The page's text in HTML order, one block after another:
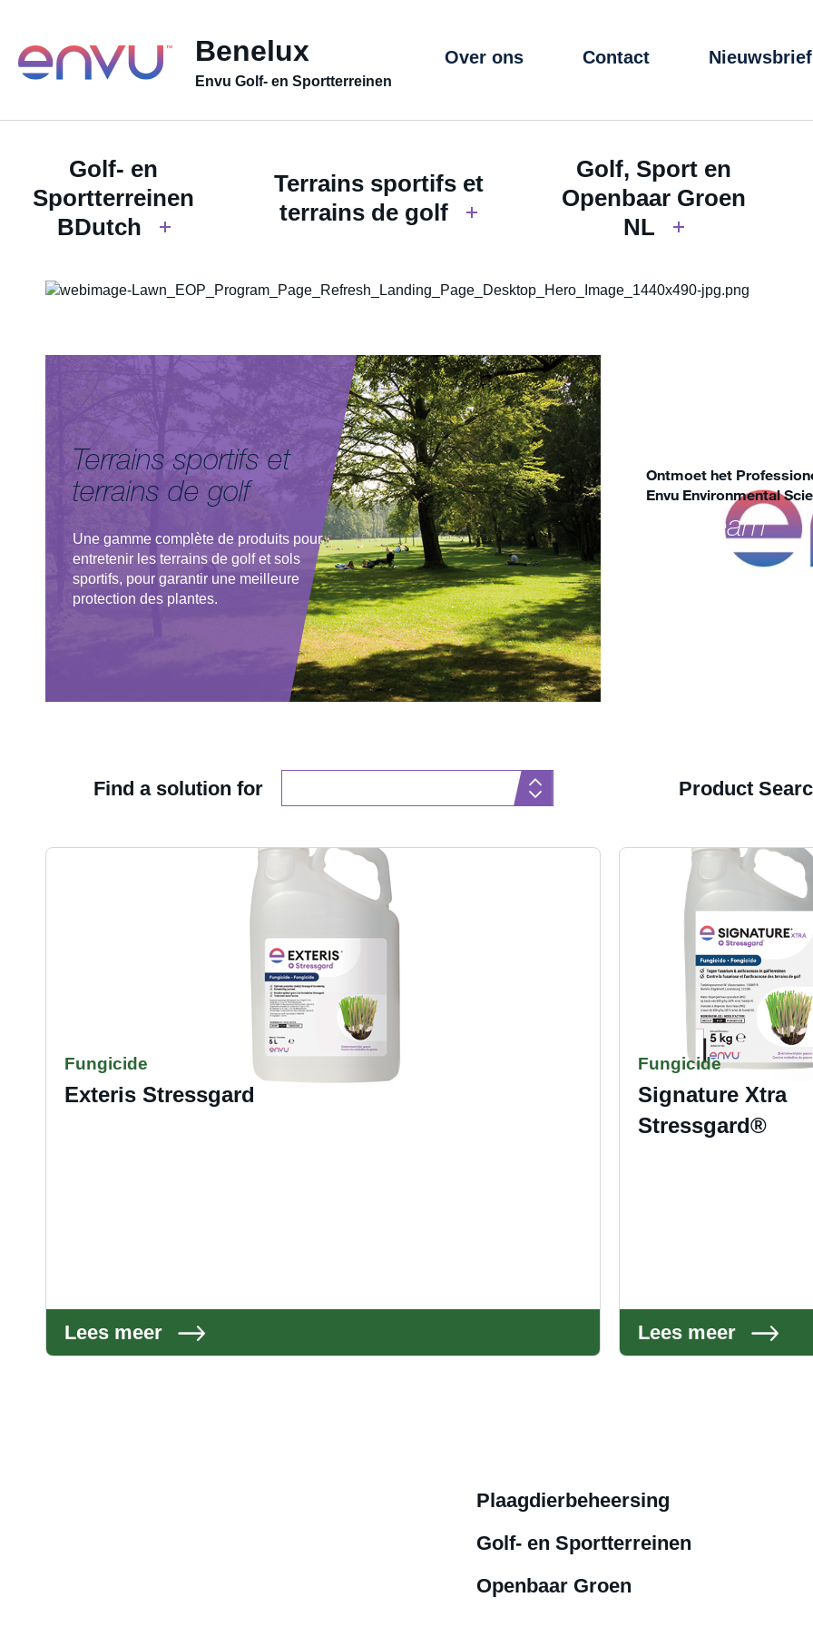
Benelux
Envu Golf- en Sportterreinen
Over ons Contact Nieuwsbrief
Golf- en
Sportterreinen
BDutch
Terrains sportifs et
terrains de golf
Golf, Sport en
Openbaar Groen
NL
Terrains sportifs et
terrains de golf
Une gamme complète de produits pour
entretenir les terrains de golf et sols
sportifs, pour garantir une meilleure
protection des plantes.
Ontmoet het
Envu Environmental
Ons team
Find a solution for Product
Fungicide
Exteris Stressgard
Lees meer
Fungicide
Signature Xtra
Stressgard®
Lees meer
Plaagdierbeheersing
Golf- en Sportterreinen
Openbaar Groen